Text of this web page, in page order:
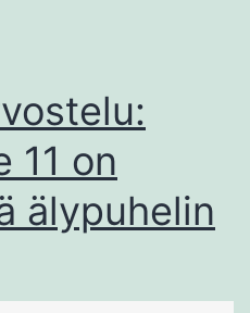
11 on
älypuhelin